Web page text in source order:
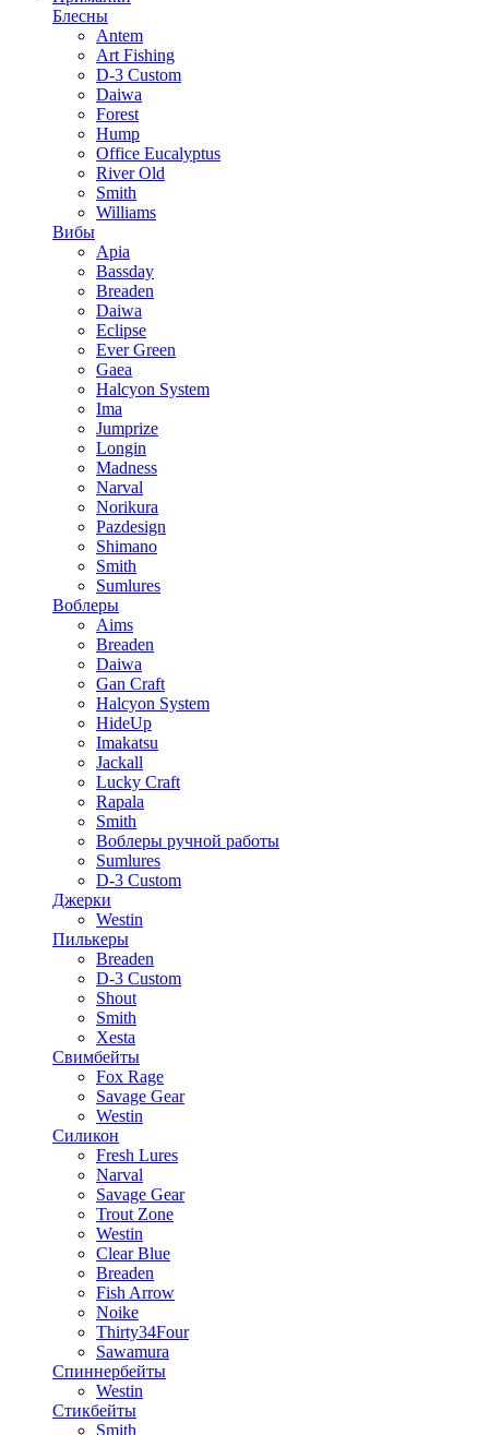
Блесны
Antem
Art Fishing
D-3 Custom
Daiwa
Forest
Hump
Office Eucalyptus
River Old
Smith
Williams
Вибы
Apia
Bassday
Breaden
Daiwa
Eclipse
Ever Green
Gaea
Halcyon System
Ima
Jumprize
Longin
Madness
Narval
Norikura
Pazdesign
Shimano
Smith
Sumlures
Воблеры
Aims
Breaden
Daiwa
Gan Craft
Halcyon System
HideUp
Imakatsu
Jackall
Lucky Craft
Rapala
Smith
Воблеры ручной работы
Sumlures
D-3 Custom
Джерки
Westin
Пилькеры
Breaden
D-3 Custom
Shout
Smith
Xesta
Свимбейты
Fox Rage
Savage Gear
Westin
Силикон
Fresh Lures
Narval
Savage Gear
Trout Zone
Westin
Clear Blue
Breaden
Fish Arrow
Noike
Thirty34Four
Sawamura
Спиннербейты
Westin
Стикбейты
Smith